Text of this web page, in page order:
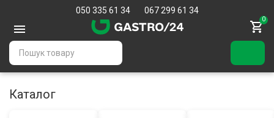
050 335 61 34 067 299 61 34
0
Каталог